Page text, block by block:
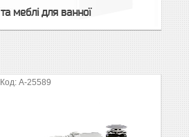
меблі для ванної
А-25589